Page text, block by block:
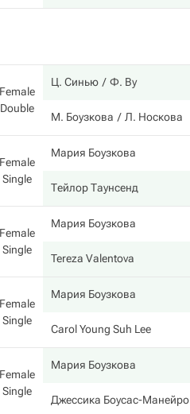
Female
Double
Ц. Синью Ф. Ву
М. Боузкова Л. Носкова
Female
Single
Мария Боузкова
Тейлор Таунсенд
Female
Single
Мария Боузкова
Tereza Valentova
Female
Single
Мария Боузкова
Carol Young Suh Lee
Female
Single
Мария Боузкова
Джессика Боусас-Манейро